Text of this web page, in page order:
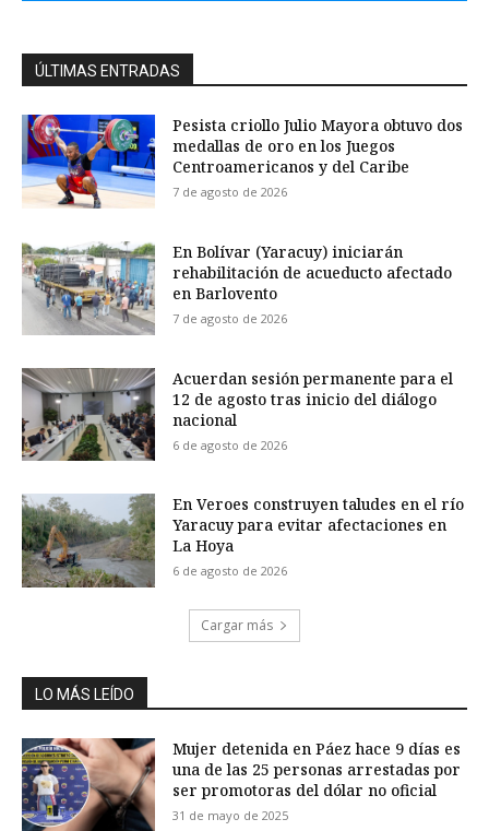
ÚLTIMAS ENTRADAS
Pesista criollo Julio Mayora obtuvo dos
medallas de oro en los Juegos
Centroamericanos y del Caribe
7 de agosto de 2026
En Bolívar (Yaracuy) iniciarán
rehabilitación de acueducto afectado
en Barlovento
7 de agosto de 2026
Acuerdan sesión permanente para el
12 de agosto tras inicio del diálogo
nacional
6 de agosto de 2026
En Veroes construyen taludes en el río
Yaracuy para evitar afectaciones en
La Hoya
6 de agosto de 2026
Cargar más
LO MÁS LEÍDO
Mujer detenida en Páez hace 9 días es
una de las 25 personas arrestadas por
ser promotoras del dólar no oficial
31 de mayo de 2025